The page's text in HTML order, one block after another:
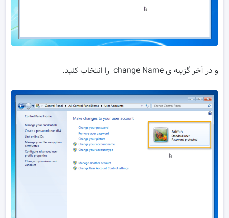
و در آخر گزینه ی change Name را انتخاب کنید.